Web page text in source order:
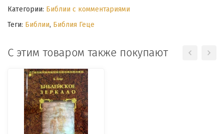
Категории: Библии с комментариями
Теги: Библии, Библия Геце
С этим товаром также покупают